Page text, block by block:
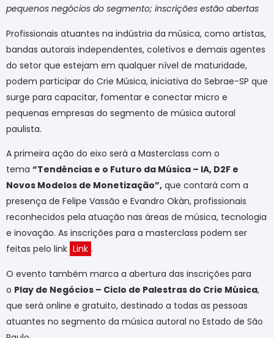
pequenos negócios do segmento; inscrições estão abertas
Profissionais atuantes na indústria da música, como artistas,
bandas autorais independentes, coletivos e demais agentes
do setor que estejam em qualquer nível de maturidade,
podem participar do Crie Música, iniciativa do Sebrae-SP que
surge para capacitar, fomentar e conectar micro e
pequenas empresas do segmento de música autoral
paulista.
A primeira ação do eixo será a Masterclass com o
tema “Tendências e o Futuro da Música – IA, D2F e
Novos Modelos de Monetização”, que contará com a
presença de Felipe Vassão e Evandro Okàn, profissionais
reconhecidos pela atuação nas áreas de música, tecnologia
e inovação. As inscrições para a masterclass podem ser
feitas pelo link Link .
O evento também marca a abertura das inscrições para
o Play de Negócios – Ciclo de Palestras do Crie Música,
que será online e gratuito, destinado a todas as pessoas
atuantes no segmento da música autoral no Estado de São